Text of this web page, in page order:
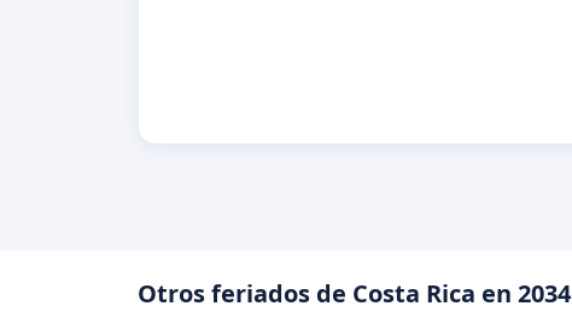
Otros feriados de Costa Rica en 2034